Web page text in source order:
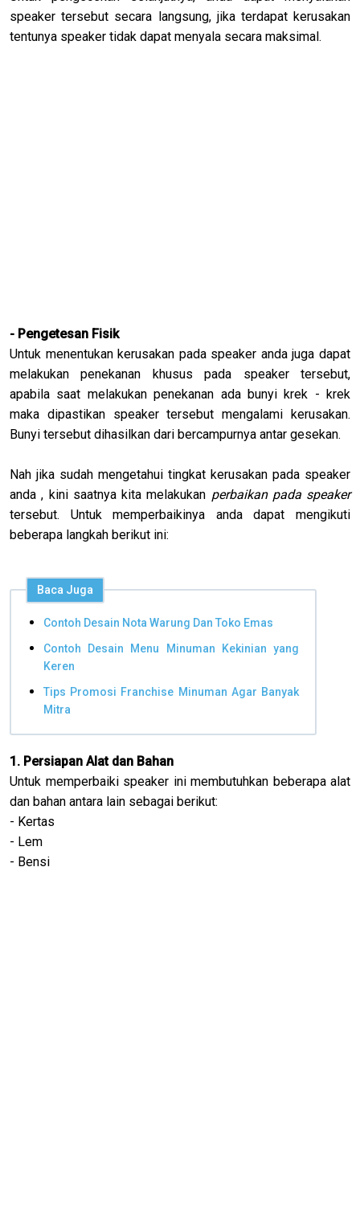
speaker tersebut secara langsung, jika terdapat kerusakan
tentunya speaker tidak dapat menyala secara maksimal.
- Pengetesan Fisik
Untuk menentukan kerusakan pada speaker anda juga dapat
melakukan penekanan khusus pada speaker tersebut,
apabila saat melakukan penekanan ada bunyi krek - krek
maka dipastikan speaker tersebut mengalami kerusakan.
Bunyi tersebut dihasilkan dari bercampurnya antar gesekan.
Nah jika sudah mengetahui tingkat kerusakan pada speaker
anda , kini saatnya kita melakukan perbaikan pada speaker
tersebut. Untuk memperbaikinya anda dapat mengikuti
beberapa langkah berikut ini:
Baca Juga
Contoh Desain Nota Warung Dan Toko Emas
Contoh Desain Menu Minuman Kekinian yang
Keren
Tips Promosi Franchise Minuman Agar Banyak
Mitra
1. Persiapan Alat dan Bahan
Untuk memperbaiki speaker ini membutuhkan beberapa alat
dan bahan antara lain sebagai berikut:
- Kertas
- Lem
- Bensi